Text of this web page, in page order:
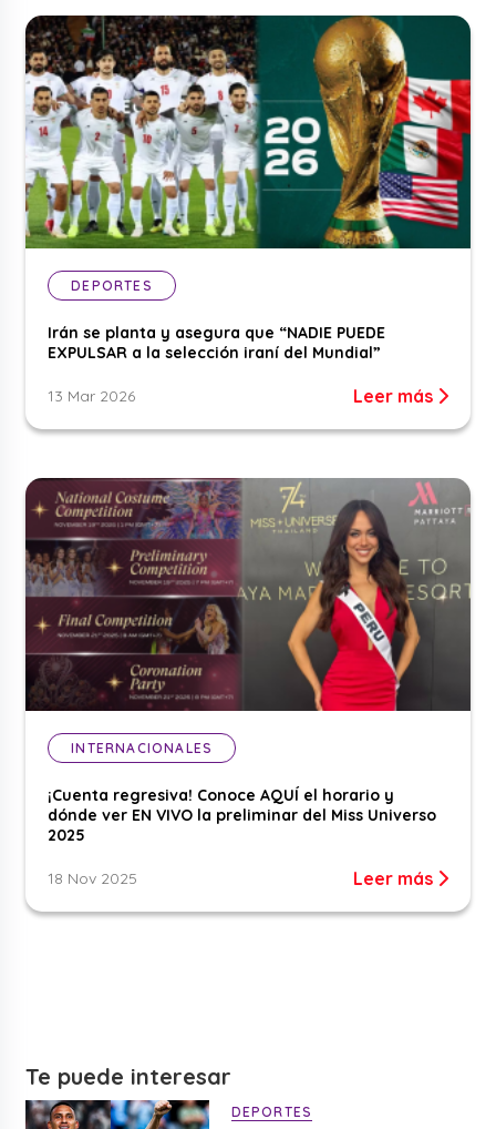
DEPORTES
Irán se planta y asegura que “NADIE PUEDE
EXPULSAR a la selección iraní del Mundial”
13 Mar 2026 Leer más
INTERNACIONALES
¡Cuenta regresiva! Conoce AQUÍ el horario y
dónde ver EN VIVO la preliminar del Miss Universo
2025
18 Nov 2025 Leer más
Te puede interesar
DEPORTES